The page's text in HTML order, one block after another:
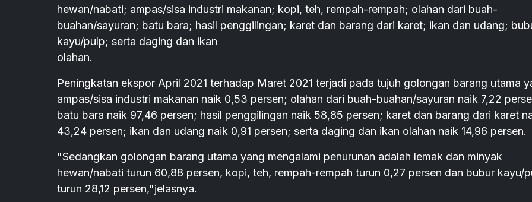
hewan/nabati; ampas/sisa industri makanan; kopi, teh, rempah-rempah; olahan dari buah-
buahan/sayuran; batu bara; hasil penggilingan; karet dan barang dari karet; ikan dan udang;
kayu/pulp; serta daging dan ikan
olahan.
Peningkatan ekspor April 2021 terhadap Maret 2021 terjadi pada tujuh golongan barang utama
ampas/sisa industri makanan naik 0,53 persen; olahan dari buah-buahan/sayuran naik 7,22
batu bara naik 97,46 persen; hasil penggilingan naik 58,85 persen; karet dan barang dari karet
43,24 persen; ikan dan udang naik 0,91 persen; serta daging dan ikan olahan naik 14,96 persen.
"Sedangkan golongan barang utama yang mengalami penurunan adalah lemak dan minyak
hewan/nabati turun 60,88 persen, kopi, teh, rempah-rempah turun 0,27 persen dan bubur kayu/
turun 28,12 persen,"jelasnya.